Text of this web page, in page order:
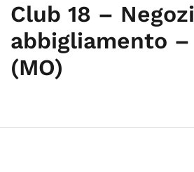
Club 18 –
abbigliamento –
(MO)